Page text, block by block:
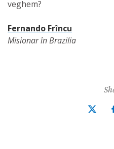
veghem?
Fernando Frîncu
Misionar în Brazilia